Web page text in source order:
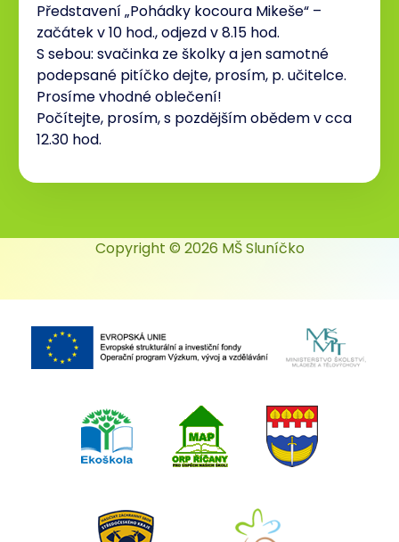
Představení „Pohádky kocoura Mikeše“ –
začátek v 10 hod., odjezd v 8.15 hod.
S sebou: svačinka ze školky a jen samotné
podepsané pitíčko dejte, prosím, p. učitelce.
Prosíme vhodné oblečení!
Počítejte, prosím, s pozdějším obědem v cca
12.30 hod.
Copyright © 2026 MŠ Sluníčko